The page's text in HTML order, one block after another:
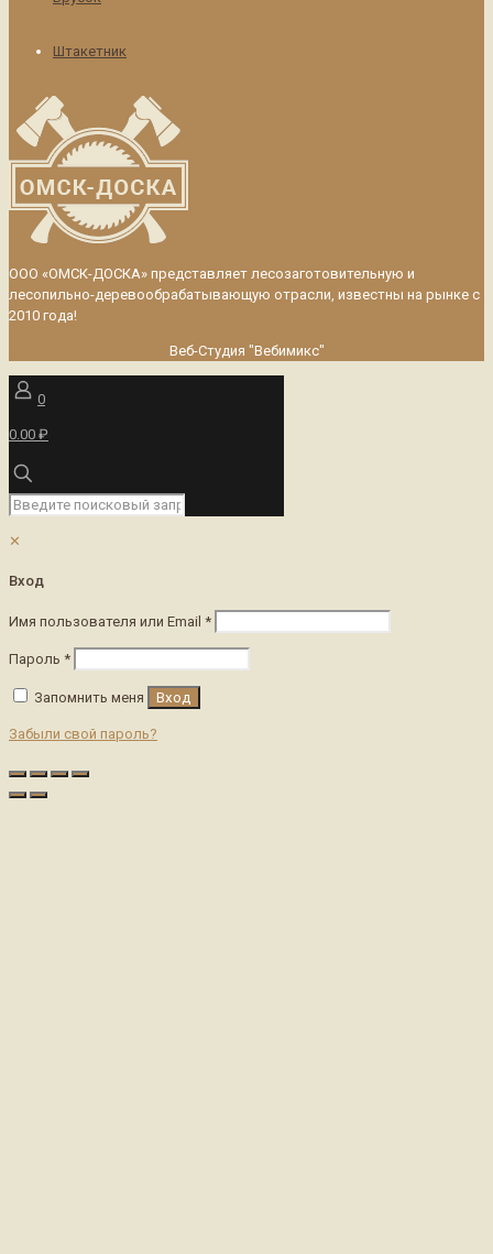
Штакетник
ООО «ОМСК-ДОСКА» представляет лесозаготовительную и
лесопильно-деревообрабатывающую отрасли, известны на рынке с
2010 года!
Веб-Студия "Вебимикс"
0
0.00 ₽
✕
Вход
Имя пользователя или Email *
Пароль *
Запомнить меня Вход
Забыли свой пароль?